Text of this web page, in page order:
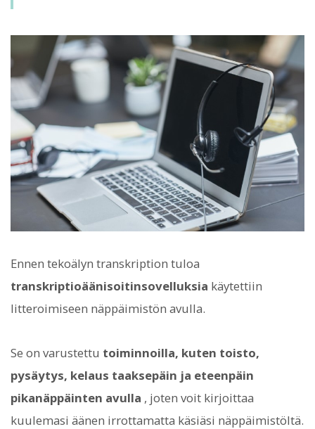
Ennen tekoälyn transkription tuloa
transkriptioäänisoitinsovelluksia käytettiin
litteroimiseen näppäimistön avulla.
Se on varustettu toiminnoilla, kuten toisto,
pysäytys, kelaus taaksepäin ja eteenpäin
pikanäppäinten avulla , joten voit kirjoittaa
kuulemasi äänen irrottamatta käsiäsi näppäimistöltä.